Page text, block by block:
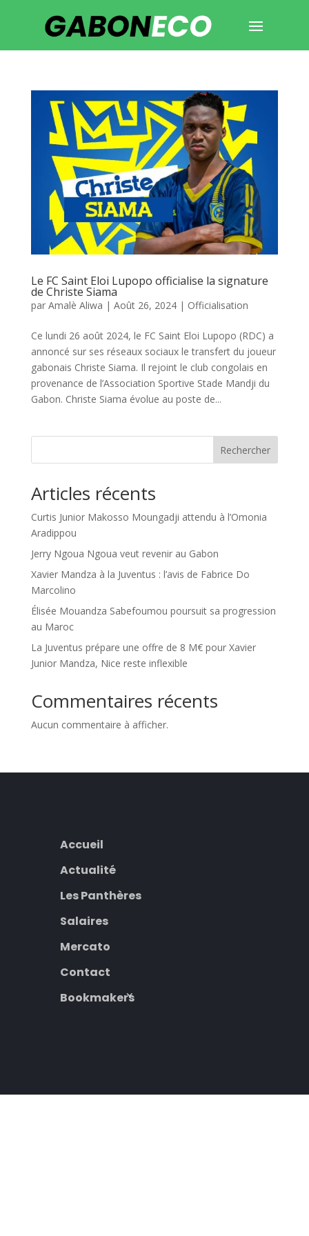
Le FC Saint Eloi Lupopo officialise la signature
de Christe Siama
par Amalè Aliwa | Août 26, 2024| Officialisation
Ce lundi 26 août 2024, le FC Saint Eloi Lupopo (RDC) a
annoncé sur ses réseaux sociaux le transfert du joueur
gabonais Christe Siama. Il rejoint le club congolais en
provenance de l’Association Sportive Stade Mandji du
Gabon. Christe Siama évolue au poste de...
Rechercher
Articles récents
Curtis Junior Makosso Moungadji attendu à l’Omonia
Aradippou
Jerry Ngoua Ngoua veut revenir au Gabon
Xavier Mandza à la Juventus : l’avis de Fabrice Do
Marcolino
Élisée Mouandza Sabefoumou poursuit sa progression
au Maroc
La Juventus prépare une offre de 8 M€ pour Xavier
Junior Mandza, Nice reste inflexible
Commentaires récents
Aucun commentaire à afficher.
Accueil
Actualité
Les Panthères
Salaires
Mercato
Contact
Bookmakers